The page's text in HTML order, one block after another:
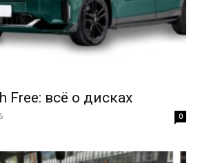
Free: всё о дисках
0